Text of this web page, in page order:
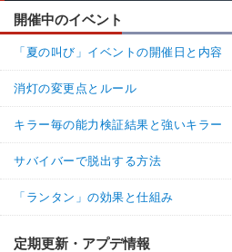
開催中のイベント
「夏の叫び」イベントの開催日と内容
消灯の変更点とルール
キラー毎の能力検証結果と強いキラー
サバイバーで脱出する方法
「ランタン」の効果と仕組み
定期更新・アプデ情報